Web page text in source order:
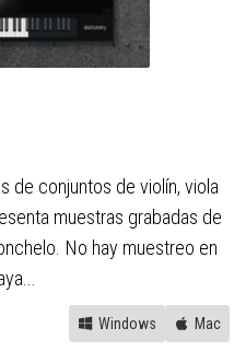
de conjuntos de violín, viola
muestras grabadas de
No hay muestreo en
Windows Mac